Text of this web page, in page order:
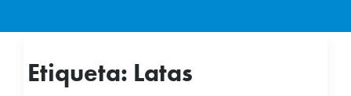
Etiqueta: Latas